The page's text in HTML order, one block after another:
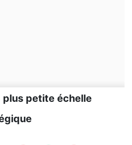
petite échelle